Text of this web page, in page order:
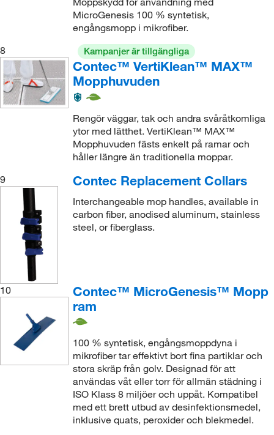
MicroGenesis 100 % syntetisk,
engångsmopp i mikrofiber.
8
Kampanjer är tillgängliga
Contec™ VertiKlean™ MAX™
Mopphuvuden
Rengör väggar, tak och andra svåråtkomliga
ytor med lätthet. VertiKlean™ MAX™
Mopphuvuden fästs enkelt på ramar och
håller längre än traditionella moppar.
9
Contec Replacement Collars
Interchangeable mop handles, available in
carbon fiber, anodised aluminum, stainless
steel, or fiberglass.
10
Contec™ MicroGenesis™ Mopp
ram
100 % syntetisk, engångsmoppdyna i
mikrofiber tar effektivt bort fina partiklar och
stora skräp från golv. Designad för att
användas våt eller torr för allmän städning i
ISO Klass 8 miljöer och uppåt. Kompatibel
med ett brett utbud av desinfektionsmedel,
inklusive quats, peroxider och blekmedel.